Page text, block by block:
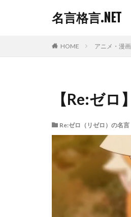
名言格言.NET
HOME アニメ・漫画
【Re:ゼ
Re:ゼロ（リゼロ）の名言